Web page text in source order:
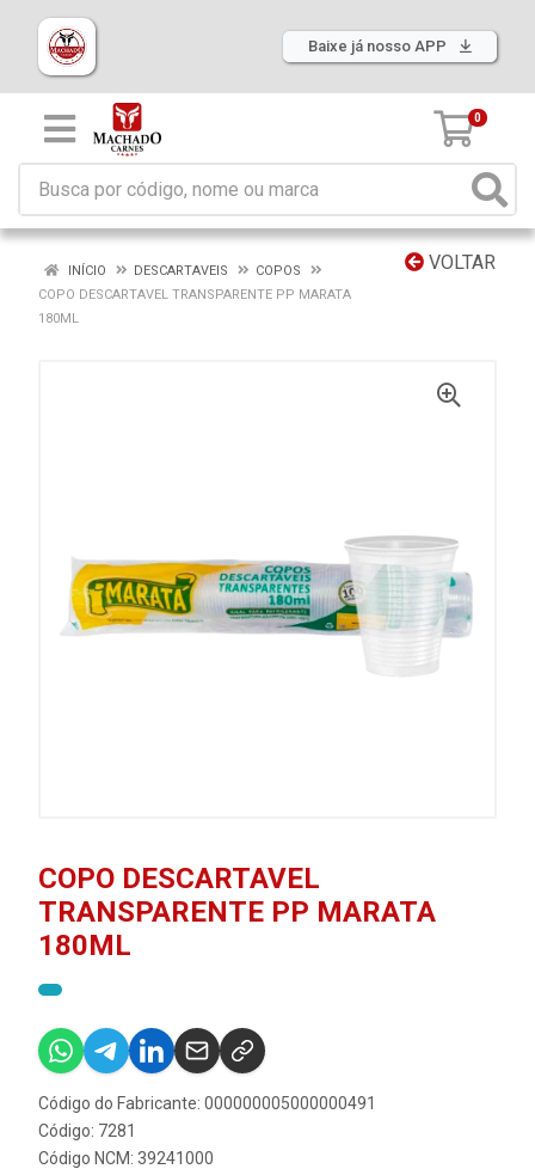
Baixe já nosso APP
0
VOLTAR
INÍCIO DESCARTAVEIS
COPOS
COPO DESCARTAVEL TRANSPARENTE PP MARATA
180ML
COPO DESCARTAVEL
TRANSPARENTE PP MARATA
180ML
Código do Fabricante: 000000005000000491
Código: 7281
Código NCM: 39241000